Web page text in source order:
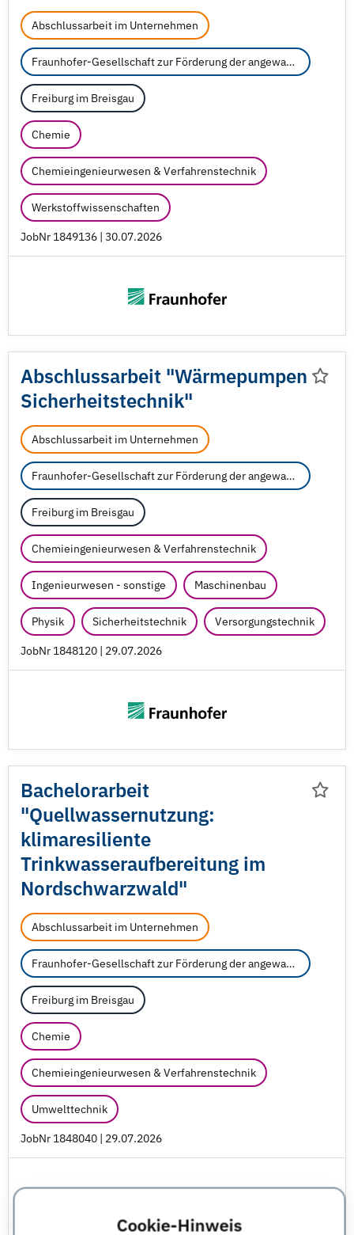
Cookie-Hinweis
Abschlussarbeit im Unternehmen
Fraunhofer-Gesellschaft zur Förderung der angewandten Forschung e.V.
Freiburg im Breisgau
Chemie
Chemieingenieurwesen & Verfahrenstechnik
Werkstoffwissenschaften
JobNr 1849136 | 30.07.2026
Abschlussarbeit "Wärmepumpen
Sicherheitstechnik"
Abschlussarbeit im Unternehmen
Fraunhofer-Gesellschaft zur Förderung der angewandten Forschung e.V.
Freiburg im Breisgau
Chemieingenieurwesen & Verfahrenstechnik
Ingenieurwesen - sonstige Maschinenbau
Physik Sicherheitstechnik Versorgungstechnik
JobNr 1848120 | 29.07.2026
Bachelorarbeit
"Quellwassernutzung:
klimaresiliente
Trinkwasseraufbereitung im
Nordschwarzwald"
Abschlussarbeit im Unternehmen
Fraunhofer-Gesellschaft zur Förderung der angewandten Forschung e.V.
Freiburg im Breisgau
Chemie
Chemieingenieurwesen & Verfahrenstechnik
Umwelttechnik
JobNr 1848040 | 29.07.2026